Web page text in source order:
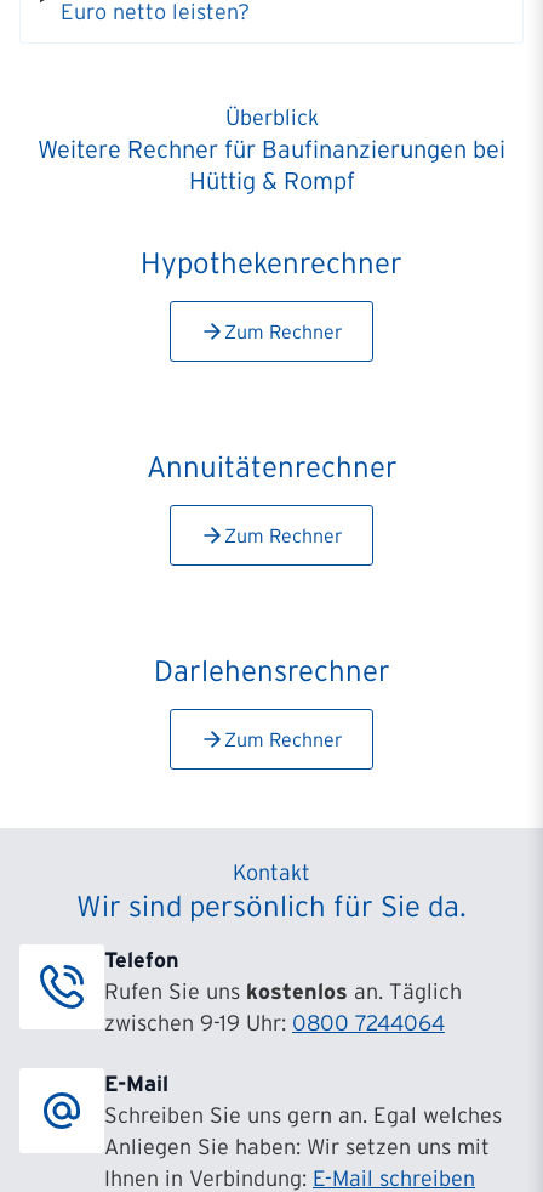
Euro netto leisten?
Überblick
Weitere Rechner für Baufinanzierungen bei
Hüttig & Rompf
Hypothekenrechner
Zum Rechner
Annuitätenrechner
Zum Rechner
Darlehensrechner
Zum Rechner
Kontakt
Wir sind persönlich für Sie da.
Telefon
Rufen Sie uns kostenlos an. Täglich
zwischen 9-19 Uhr: 0800 7244064
E-Mail
Schreiben Sie uns gern an. Egal welches
Anliegen Sie haben: Wir setzen uns mit
Ihnen in Verbindung: E-Mail schreiben